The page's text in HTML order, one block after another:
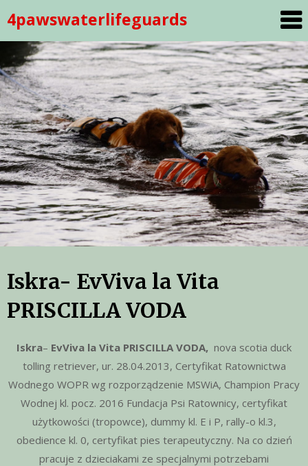
to
content
4pawswaterlifeguards
Iskra- EvViva la Vita
PRISCILLA VODA
Iskra– EvViva la Vita PRISCILLA VODA, nova scotia duck
tolling retriever, ur. 28.04.2013, Certyfikat Ratownictwa
Wodnego WOPR wg rozporządzenie MSWiA, Champion Pracy
Wodnej kl. pocz. 2016 Fundacja Psi Ratownicy, certyfikat
użytkowości (tropowce), dummy kl. E i P, rally-o kl.3,
obedience kl. 0, certyfikat pies terapeutyczny. Na co dzień
pracuje z dzieciakami ze specjalnymi potrzebami